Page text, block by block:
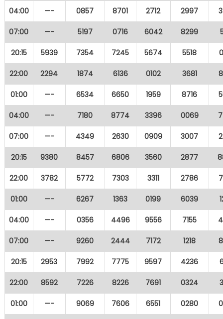
04:00 —- 0857 8701 2712 2997
07:00 —- 5197 0716 6042 8299
20:15 5939 7354 7245 5674 5518
22:00 2294 1874 6136 0102 3681
01:00 —- 6534 6650 1959 8716
04:00 —- 7180 8774 3396 0069
07:00 —- 4349 2630 0909 3007
20:15 9380 8457 6806 3560 2877
22:00 3782 5772 7303 3311 2786
01:00 —- 6267 1363 0199 6039
04:00 —- 0356 4496 9556 7155
07:00 —- 9260 2444 7172 1218
20:15 2953 7992 7775 9597 4236
22:00 8592 7226 8226 7691 0324
01:00 —- 9069 7606 6551 0280